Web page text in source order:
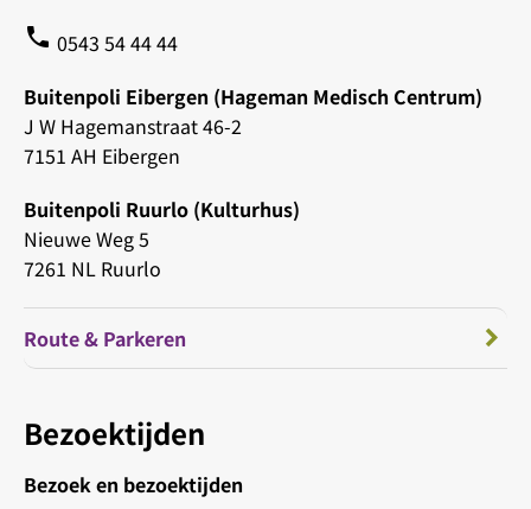
phone 0543 54 44 44
Buitenpoli Eibergen (Hageman Medisch Centrum)
J W Hagemanstraat 46-2
7151 AH Eibergen
Buitenpoli Ruurlo (Kulturhus)
Nieuwe Weg 5
7261 NL Ruurlo
Route & Parkeren
Bezoektijden
Bezoek en bezoektijden